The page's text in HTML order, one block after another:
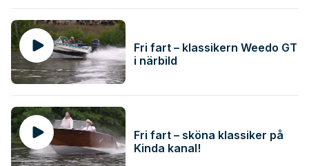
Fri fart – klassikern Weedo GT
i närbild
Fri fart – sköna klassiker på
Kinda kanal!